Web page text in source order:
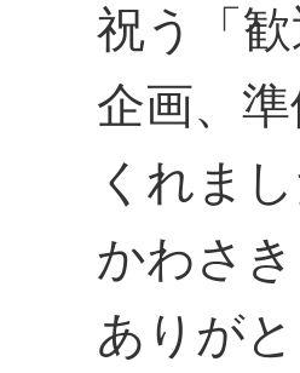
祝う「
企画、
くれまし
かわさ
ありが